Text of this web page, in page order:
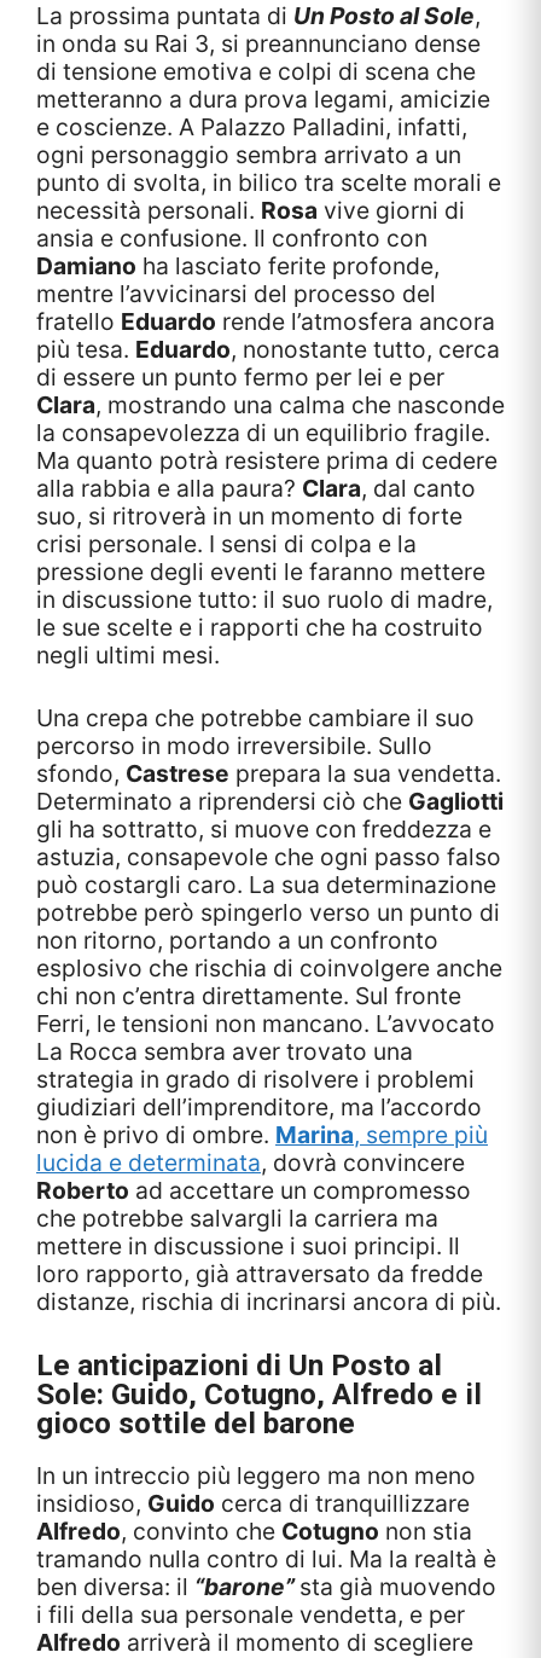
La prossima puntata di Un Posto al Sole,
in onda su Rai 3, si preannunciano dense
di tensione emotiva e colpi di scena che
metteranno a dura prova legami, amicizie
e coscienze. A Palazzo Palladini, infatti,
ogni personaggio sembra arrivato a un
punto di svolta, in bilico tra scelte morali e
necessità personali. Rosa vive giorni di
ansia e confusione. Il confronto con
Damiano ha lasciato ferite profonde,
mentre l’avvicinarsi del processo del
fratello Eduardo rende l’atmosfera ancora
più tesa. Eduardo, nonostante tutto, cerca
di essere un punto fermo per lei e per
Clara, mostrando una calma che nasconde
la consapevolezza di un equilibrio fragile.
Ma quanto potrà resistere prima di cedere
alla rabbia e alla paura? Clara, dal canto
suo, si ritroverà in un momento di forte
crisi personale. I sensi di colpa e la
pressione degli eventi le faranno mettere
in discussione tutto: il suo ruolo di madre,
le sue scelte e i rapporti che ha costruito
negli ultimi mesi.
Una crepa che potrebbe cambiare il suo
percorso in modo irreversibile. Sullo
sfondo, Castrese prepara la sua vendetta.
Determinato a riprendersi ciò che Gagliotti
gli ha sottratto, si muove con freddezza e
astuzia, consapevole che ogni passo falso
può costargli caro. La sua determinazione
potrebbe però spingerlo verso un punto di
non ritorno, portando a un confronto
esplosivo che rischia di coinvolgere anche
chi non c’entra direttamente. Sul fronte
Ferri, le tensioni non mancano. L’avvocato
La Rocca sembra aver trovato una
strategia in grado di risolvere i problemi
giudiziari dell’imprenditore, ma l’accordo
non è privo di ombre. Marina, sempre più
lucida e determinata, dovrà convincere
Roberto ad accettare un compromesso
che potrebbe salvargli la carriera ma
mettere in discussione i suoi principi. Il
loro rapporto, già attraversato da fredde
distanze, rischia di incrinarsi ancora di più.
Le anticipazioni di Un Posto al
Sole: Guido, Cotugno, Alfredo e il
gioco sottile del barone
In un intreccio più leggero ma non meno
insidioso, Guido cerca di tranquillizzare
Alfredo, convinto che Cotugno non stia
tramando nulla contro di lui. Ma la realtà è
ben diversa: il “barone” sta già muovendo
i fili della sua personale vendetta, e per
Alfredo arriverà il momento di scegliere